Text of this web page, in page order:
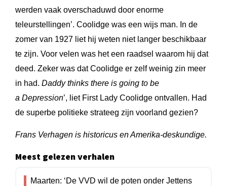
werden vaak overschaduwd door enorme
teleurstellingen’. Coolidge was een wijs man. In de
zomer van 1927 liet hij weten niet langer beschikbaar
te zijn. Voor velen was het een raadsel waarom hij dat
deed. Zeker was dat Coolidge er zelf weinig zin meer
in had. Daddy thinks there is going to be
a Depression’, liet First Lady Coolidge ontvallen. Had
de superbe politieke strateeg zijn voorland gezien?
Frans Verhagen is historicus en Amerika-deskundige.
Meest gelezen verhalen
Maarten: ‘De VVD wil de poten onder Jettens